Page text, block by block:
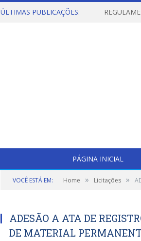
ÚLTIMAS PUBLICAÇÕES:
PÁGINA INICIAL
VOCÊ ESTÁ EM: Home » Licitações »
ADESÃO A ATA DE
DE MATERIAL